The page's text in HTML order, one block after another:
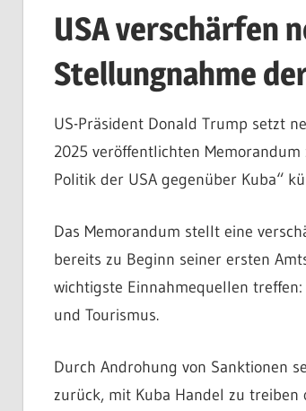
USA verschärfen
Stellungnahme
US-Präsident Donald Trump setzt
2025 veröffentlichten
Politik der USA gegenüber Kuba“
Das Memorandum stellt eine
bereits zu Beginn seiner ersten
wichtigste Einnahmequellen
und Tourismus.
Durch Androhung von Sanktionen
zurück, mit Kuba Handel zu treiben